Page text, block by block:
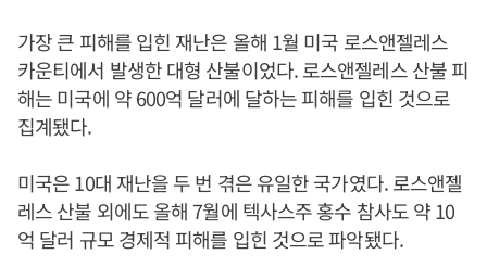
가장 큰 피해를 입힌 재난은 올해 1월 미국 로스앤젤레스
카운티에서 발생한 대형 산불이었다. 로스앤젤레스 산불 피
해는 미국에 약 600억 달러에 달하는 피해를 입힌 것으로
집계됐다.
미국은 10대 재난을 두 번 겪은 유일한 국가였다. 로스앤젤
레스 산불 외에도 올해 7월에 텍사스주 홍수 참사도 약 10
억 달러 규모 경제적 피해를 입힌 것으로 파악됐다.